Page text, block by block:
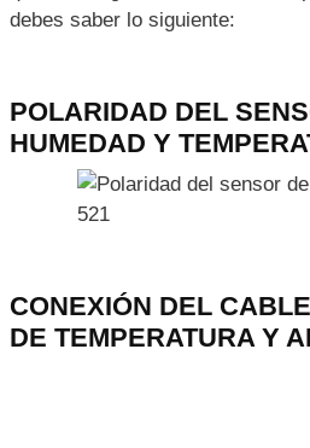
pulsar el icono de la
CONEXIÓN DEL
TARJETA ARDUINO
Toda la información que